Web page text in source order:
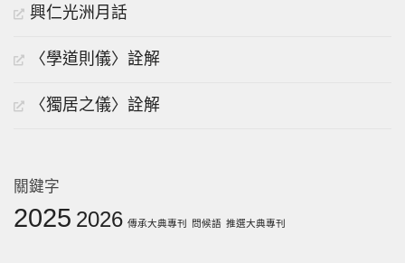
興仁光洲月話
〈學道則儀〉詮解
〈獨居之儀〉詮解
關鍵字
2025 2026 傳承大典專刊 問候語 推選大典專刊